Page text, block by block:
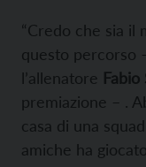
“Credo che sia il
questo percorso
l’allenatore Fabio
premiazione – .
casa di una
amiche ha